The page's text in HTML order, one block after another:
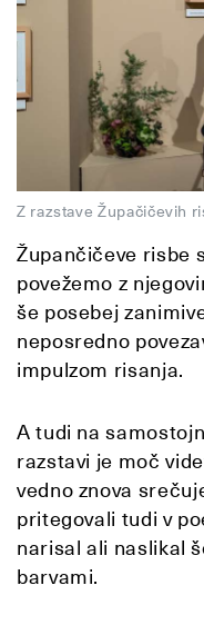
Z razstave Župačičevih
Župančičeve risbe
povežemo z
še posebej
neposredno
impulzom risanja.
A tudi na
razstavi je moč
vedno znova
pritegovali tudi v
narisal ali naslikal
barvami.